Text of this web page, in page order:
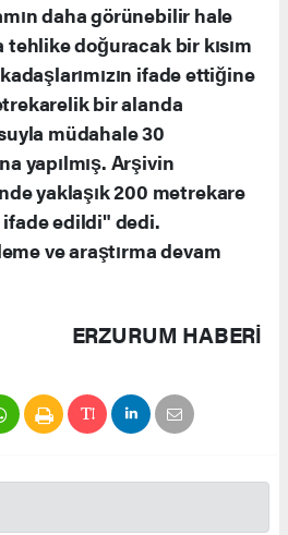
daha görünebilir hale
doğuracak bir kısım
ifade ettiğine
bir alanda
müdahale 30
yapılmış. Arşivin
yaklaşık 200 metrekare
edildi" dedi.
ve araştırma devam
ERZURUM HABERİ